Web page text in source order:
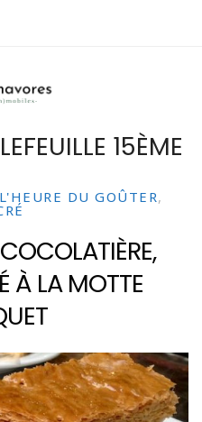
-0,00€
15ÈME
L'HEURE DU GOÛTER,
À LA MOTTE